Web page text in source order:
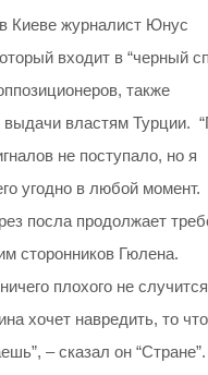
Киеве журналист Юнус
входит в “черный
также
выдачи властям Турции.
не поступало, но я
угодно в любой момент.
посла продолжает
сторонников Гюлена.
плохого не
хочет навредить, то что
– сказал он “Стране”.